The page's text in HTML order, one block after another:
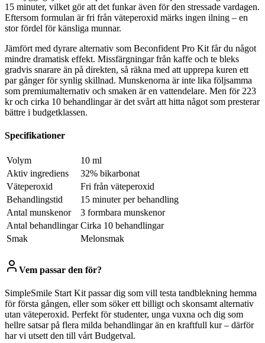
15 minuter, vilket gör att det funkar även för den stressade vardagen.
Eftersom formulan är fri från väteperoxid märks ingen ilning – en
stor fördel för känsliga munnar.
Jämfört med dyrare alternativ som Beconfident Pro Kit får du något
mindre dramatisk effekt. Missfärgningar från kaffe och te bleks
gradvis snarare än på direkten, så räkna med att upprepa kuren ett
par gånger för synlig skillnad. Munskenorna är inte lika följsamma
som premiumalternativ och smaken är en vattendelare. Men för 223
kr och cirka 10 behandlingar är det svårt att hitta något som presterar
bättre i budgetklassen.
Specifikationer
Volym
10 ml
Aktiv ingrediens
32% bikarbonat
Väteperoxid
Fri från väteperoxid
Behandlingstid
15 minuter per behandling
Antal munskenor
3 formbara munskenor
Antal behandlingar Cirka 10 behandlingar
Smak
Melonsmak
Vem passar den för?
SimpleSmile Start Kit passar dig som vill testa tandblekning hemma
för första gången, eller som söker ett billigt och skonsamt alternativ
utan väteperoxid. Perfekt för studenter, unga vuxna och dig som
hellre satsar på flera milda behandlingar än en kraftfull kur – därför
har vi utsett den till vårt Budgetval.